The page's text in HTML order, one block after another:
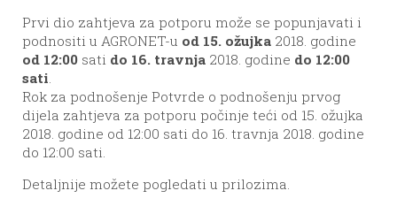
Prvi dio zahtjeva za potporu može se popunjavati i
podnositi u AGRONET-u od 15. ožujka2018. godine
od 12:00sati do 16. travnja2018. godine do 12:00
sati
Rok za podnošenje Potvrde o podnošenju prvog
dijela zahtjeva za potporu počinje teći od 15. ožujka
2018. godine od 12:00 sati do 16. travnja 2018. godine
do 12:00 sati.
Detaljnije možete pogledati u prilozima.